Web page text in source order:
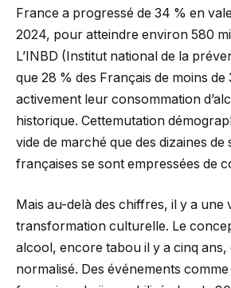
France a progressé de 34 % en
2024, pour atteindre environ 580
L’INBD (Institut national de la
que 28 % des Français de moins de
activement leur consommation
historique. Cettemutation
vide de marché que des dizaines de
françaises se sont empressées de
Mais au-delà des chiffres, il y a une
transformation culturelle. Le
alcool, encore tabou il y a cinq ans,
normalisé. Des événements